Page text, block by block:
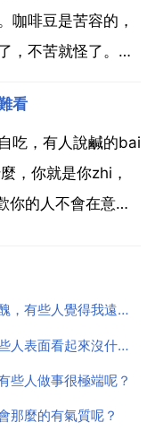
咖啡豆是苦容的，
，不苦就怪了。但
通滴漏咖啡我就不
出來，但是沒有
看
吃，有人說鹹的bai
，你就是你zhi，
你的人不會在意你
每個人審美觀不同
為什麼有些人覺得我一般有些人說我很醜，有些人覺得我遠看帥近看
為什麼有些人的心機很重呢，為什麼有些人表面看起來沒什麼，其實內心的心機很重啊？
些人做事很極端呢？
那麼的有氣質呢？